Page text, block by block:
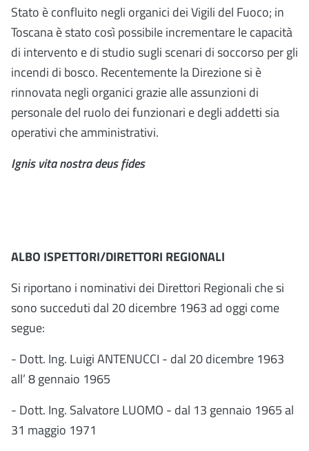
Stato è confluito negli organici dei Vigili del Fuoco; in
Toscana è stato così possibile incrementare le capacità
di intervento e di studio sugli scenari di soccorso per gli
incendi di bosco. Recentemente la Direzione si è
rinnovata negli organici grazie alle assunzioni di
personale del ruolo dei funzionari e degli addetti sia
operativi che amministrativi.
Ignis vita nostra deus fides
ALBO ISPETTORI/DIRETTORI REGIONALI
Si riportano i nominativi dei Direttori Regionali che si
sono succeduti dal 20 dicembre 1963 ad oggi come
segue:
- Dott. Ing. Luigi ANTENUCCI - dal 20 dicembre 1963
all’ 8 gennaio 1965
- Dott. Ing. Salvatore LUOMO - dal 13 gennaio 1965 al
31 maggio 1971